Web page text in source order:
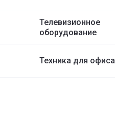
Телевизионное
оборудование
Техника для офиса